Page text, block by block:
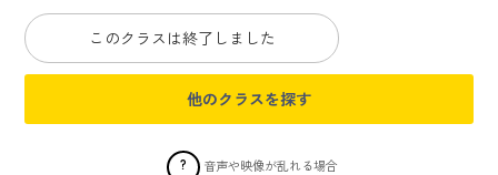
クラス参加にあたっての同意書
特定商取引にかかわる表示
このクラスは終了しました
他のクラスを探す
? 音声や映像が乱れる場合